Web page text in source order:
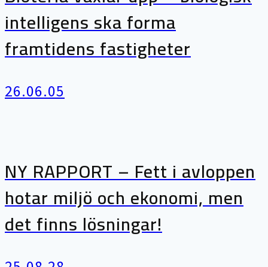
intelligens ska forma
framtidens fastigheter
26.06.05
NY RAPPORT – Fett i avloppen
hotar miljö och ekonomi, men
det finns lösningar!